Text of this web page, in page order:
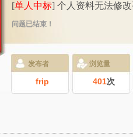
[单人中标] 个人资料无法修
问题已结束！
发布者
frip
浏览量
401次